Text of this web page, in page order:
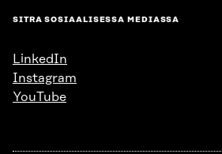
SITRA SOSIAALISESSA MEDIASSA
LinkedIn
Instagram
YouTube